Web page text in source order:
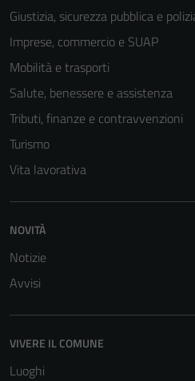
Giustizia, sicurezza pubblica e
Imprese, commercio e SUAP
Mobilità e trasporti
Salute, benessere e assistenza
Tributi, finanze e contravvenzioni
Turismo
Vita lavorativa
NOVITÀ
Notizie
Avvisi
VIVERE IL COMUNE
Luoghi